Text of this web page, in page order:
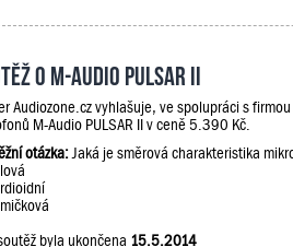
o M-Audio PULSAR II
Audiozone.cz vyhlašuje, ve spolupráci s firmou
M-Audio PULSAR II v ceně 5.390 Kč.
otázka: Jaká je směrová charakteristika
byla ukončena 15.5.2014